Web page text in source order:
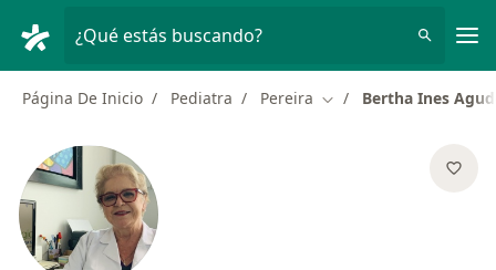
¿Qué estás buscando?
Página De Inicio Pediatra Pereira Cambiar de ciudad
Bertha Ines